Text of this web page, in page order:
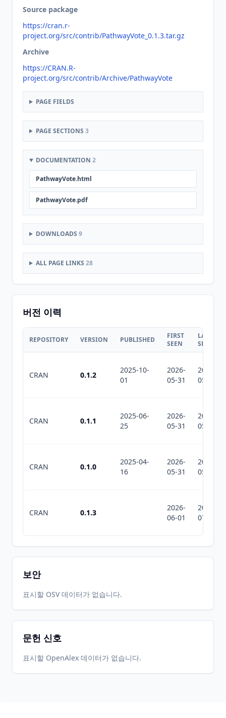
Source package
https://cran.r-
project.org/src/contrib/PathwayVote_0.1.3.tar.gz
Archive
https://CRAN.R-
project.org/src/contrib/Archive/PathwayVote
PAGE FIELDS
PAGE SECTIONS 3
DOCUMENTATION 2
PathwayVote.html
PathwayVote.pdf
DOWNLOADS 9
ALL PAGE LINKS 28
버전 이력
REPOSITORY VERSION PUBLISHED
FIRST
SEEN
LAST
SEEN
CRAN 0.1.2
2025-10-
01
2026-
05-31
2026-
05-31
CRAN 0.1.1
2025-06-
25
2026-
05-31
2026-
05-31
CRAN 0.1.0
2025-04-
16
2026-
05-31
2026-
05-31
CRAN 0.1.3
2026-
06-01
2026-
07-10
보안
표시할 OSV 데이터가 없습니다.
문헌 신호
표시할 OpenAlex 데이터가 없습니다.